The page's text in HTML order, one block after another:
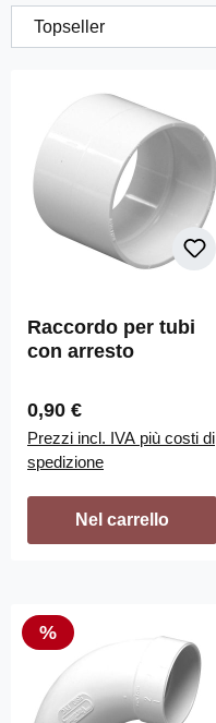
Raccordo per tubi
con arresto
Prezzo normale:
0,90 €
Prezzi incl. IVA più costi di
spedizione
Nel carrello
Sconto
%